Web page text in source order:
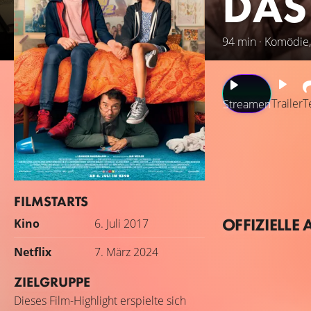
94 min ·
FILMSTARTS
Kino
6. Juli 2017
Netflix
7. März 2024
ZIELGRUPPE
Dieses Film-Highlight erspielte sich
StreamenTrailer
haben: Hannes’
seinem
OFFIZIELLE